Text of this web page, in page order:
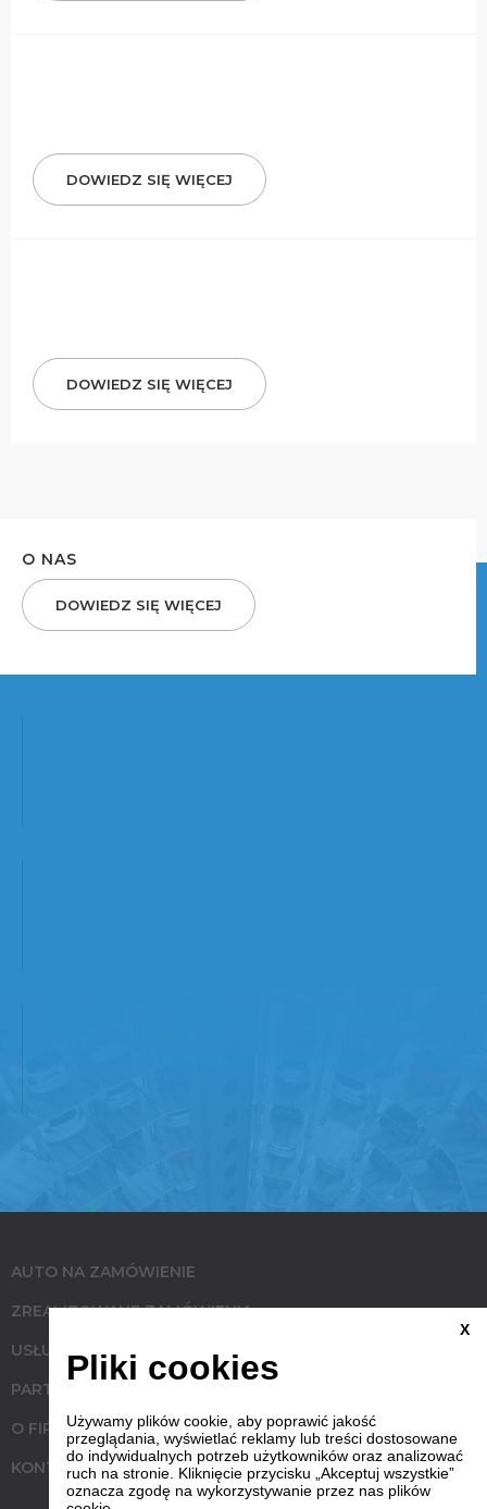
DOWIEDZ SIĘ WIĘCEJ
DOWIEDZ SIĘ WIĘCEJ
O NAS
DOWIEDZ SIĘ WIĘCEJ
AUTO NA ZAMÓWIENIE
ZREALIZOWANE ZAMÓWIENIA
USŁUGI
PARTNERZY
O FIRMIE
KONTAKT
X
Pliki cookies
Używamy plików cookie, aby poprawić jakość
przeglądania, wyświetlać reklamy lub treści dostosowane
do indywidualnych potrzeb użytkowników oraz analizować
ruch na stronie. Kliknięcie przycisku „Akceptuj wszystkie”
oznacza zgodę na wykorzystywanie przez nas plików